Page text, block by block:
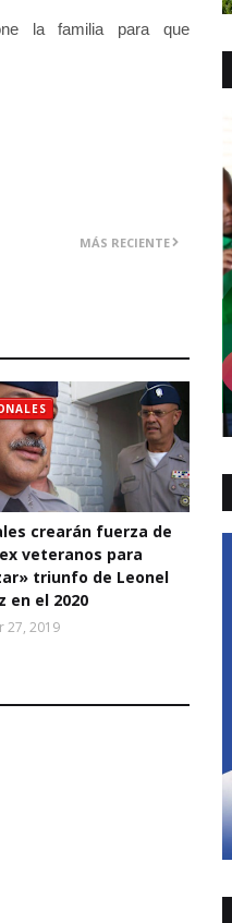
la familia para que
MÁS RECIENTE
crearán fuerza de
veteranos para
triunfo de Leonel
en el 2020
27, 2019